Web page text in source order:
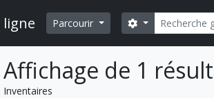
Parcourir Search options
Affichage de 1
Inventaires